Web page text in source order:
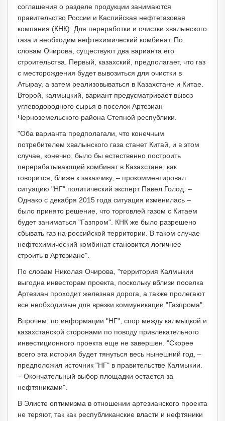
соглашения о разделе продукции занимаются
правительство России и Каспийская нефтегазовая
компания (КНК). Для переработки и очистки хвалынского
газа и необходим нефтехимический комбинат. По
словам Очирова, существуют два варианта его
строительства. Первый, казахский, предполагает, что газ
с месторождения будет вывозиться для очистки в
Атырау, а затем реализовываться в Казахстане и Китае.
Второй, калмыцкий, вариант предусматривает вывоз
углеводородного сырья в поселок Артезиан
Черноземельского района Степной республики.
"Оба варианта предполагали, что конечным
потребителем хвалынского газа станет Китай, и в этом
случае, конечно, было бы естественно построить
перерабатывающий комбинат в Казахстане, как
говорится, ближе к заказчику, – прокомментировал
ситуацию "НГ" политический эксперт Павел Голод. –
Однако с декабря 2015 года ситуация изменилась –
было принято решение, что торговлей газом с Китаем
будет заниматься "Газпром". КНК же было разрешено
сбывать газ на российской территории. В таком случае
нефтехимический комбинат становится логичнее
строить в Артезиане".
По словам Николая Очирова, "территория Калмыкии
выгодна инвесторам проекта, поскольку вблизи поселка
Артезиан проходит железная дорога, а также пролегают
все необходимые для врезки коммуникации "Газпрома".
Впрочем, по информации "НГ", спор между калмыцкой и
казахстанской сторонами по поводу привлекательного
инвестиционного проекта еще не завершен. "Скорее
всего эта история будет тянуться весь нынешний год, –
предположил источник "НГ" в правительстве Калмыкии.
– Окончательный выбор площадки остается за
нефтяниками".
В Элисте оптимизма в отношении артезианского проекта
не теряют, так как республиканские власти и нефтяники